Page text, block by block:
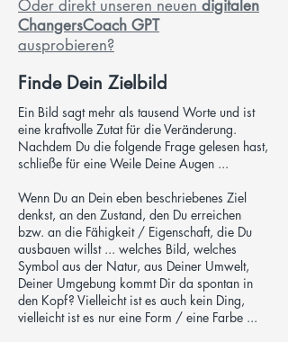
Finde Dein Zielbild
Ein Bild sagt mehr als tausend Worte und ist
eine kraftvolle Zutat für die Veränderung.
Nachdem Du die folgende Frage gelesen hast,
schließe für eine Weile Deine Augen ...
Wenn Du an Dein eben beschriebenes Ziel
denkst, an den Zustand, den Du erreichen
bzw. an die Fähigkeit / Eigenschaft, die Du
ausbauen willst ... welches Bild, welches
Symbol aus der Natur, aus Deiner Umwelt,
Deiner Umgebung kommt Dir da spontan in
den Kopf? Vielleicht ist es auch kein Ding,
vielleicht ist es nur eine Form / eine Farbe ...
Oder direkt unseren neuen digitalen
ChangersCoach GPT
ausprobieren?